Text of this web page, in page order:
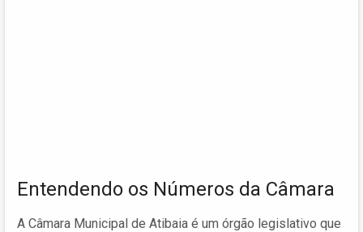
Entendendo os Números da Câmara
A Câmara Municipal de Atibaia é um órgão legislativo que